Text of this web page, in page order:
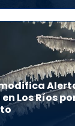
modifica
Los Ríos